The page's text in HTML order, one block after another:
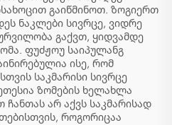
გაიწმინოთ. ზოგიერთ
ნაკლები სივრცე, ვიდრე
გაქვთ, ყიდვამდე
ფუძჟოუ საიპულანგ
ისე, რომ
საკმარისი სივრცე
ზომების ხელახლა
ჩანთას არ აქვს საკმარისად
როგორიცაა